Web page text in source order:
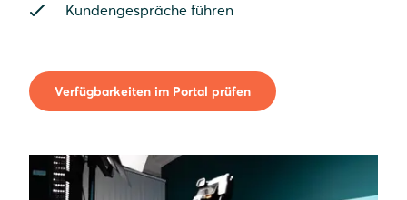
Kundengespräche führen
Verfügbarkeiten im Portal prüfen